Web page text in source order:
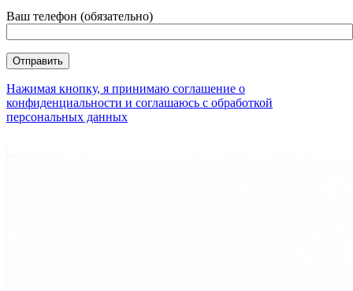
Ваш телефон (обязательно)
Нажимая кнопку, я принимаю соглашение о
конфиденциальности и соглашаюсь с обработкой
персональных данных